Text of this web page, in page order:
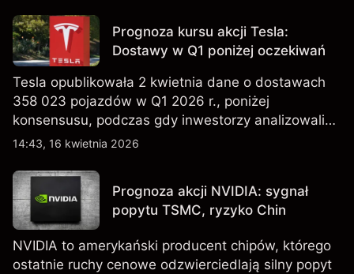
wiarygodnym wskaźnikiem przyszłych rezultatów.
Prognoza kursu akcji Tesla:
Dostawy w Q1 poniżej oczekiwań
Tesla opublikowała 2 kwietnia dane o dostawach
358 023 pojazdów w Q1 2026 r., poniżej
konsensusu, podczas gdy inwestorzy analizowali
również wzrost zapasów i plany dotyczące
osiągnięte w przeszłości nie są wiarygodnym
wskaźnikiem przyszłych rezultatów.
14:43, 16 kwietnia 2026
Prognoza akcji NVIDIA: sygnał
popytu TSMC, ryzyko Chin
NVIDIA to amerykański producent chipów, którego
ostatnie ruchy cenowe odzwierciedlają silny popyt